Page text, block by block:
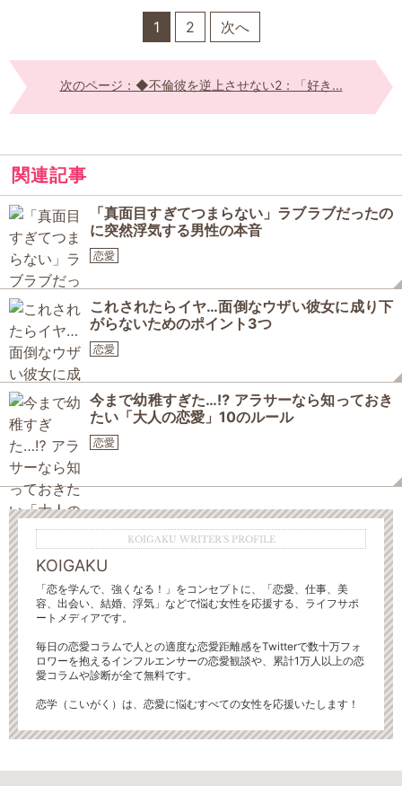
1 2 次へ
次のページ：◆不倫彼を逆上させない2：「好き...
関連記事
「真面目すぎてつまらない」ラブラブだったの
に突然浮気する男性の本音
恋愛
これされたらイヤ…面倒なウザい彼女に成り下
がらないためのポイント3つ
恋愛
今まで幼稚すぎた…⁉ アラサーなら知っておき
たい「大人の恋愛」10のルール
恋愛
KOIGAKU WRITER'S PROFILE
KOIGAKU
「恋を学んで、強くなる！」をコンセプトに、「恋愛、仕事、美
容、出会い、結婚、浮気」などで悩む女性を応援する、ライフサポ
ートメディアです。
毎日の恋愛コラムで人との適度な恋愛距離感をTwitterで数十万フォ
ロワーを抱えるインフルエンサーの恋愛観談や、累計1万人以上の恋
愛コラムや診断が全て無料です。
恋学（こいがく）は、恋愛に悩むすべての女性を応援いたします！